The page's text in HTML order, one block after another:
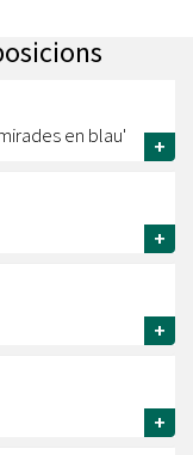
en blau'
+
+
+
+